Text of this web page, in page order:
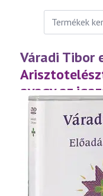
Keresés
következőre:
Váradi Tibor
avagy az
ma